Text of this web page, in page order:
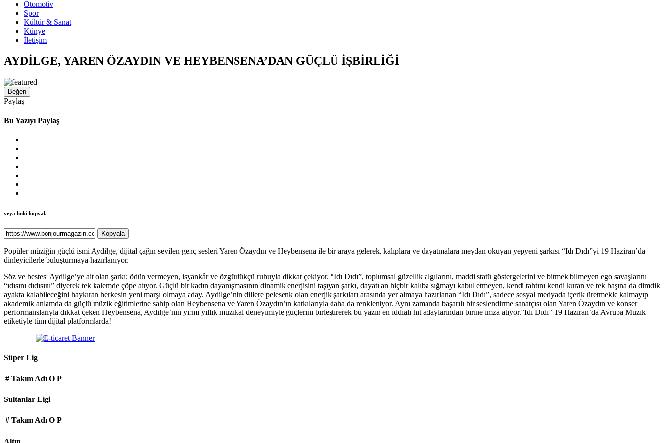
Otomotiv
Spor
Kültür & Sanat
Künye
İletişim
AYDİLGE, YAREN ÖZAYDIN VE HEYBENSENA’DAN GÜÇLÜ İŞBİRLİĞİ
Beğen
Paylaş
Bu Yazıyı Paylaş
veya linki kopyala
Kopyala
Popüler müziğin güçlü ismi Aydilge, dijital çağın sevilen genç sesleri Yaren Özaydın ve Heybensena ile bir araya gelerek, kalıplara ve dayatmalara meydan okuyan yepyeni şarkısı “Idı Dıdı”yi 19 Haziran’da
dinleyicilerle buluşturmaya hazırlanıyor.
Söz ve bestesi Aydilge’ye ait olan şarkı; ödün vermeyen, isyankâr ve özgürlükçü ruhuyla dikkat çekiyor. “Idı Dıdı”, toplumsal güzellik algılarını, maddi statü göstergelerini ve bitmek bilmeyen ego savaşlarını
“ıdısını dıdısını” diyerek tek kalemde çöpe atıyor. Güçlü bir kadın dayanışmasının dinamik enerjisini taşıyan şarkı, dayatılan hiçbir kalıba sığmayı kabul etmeyen, kendi tahtını kendi kuran ve tek başına da dimdik
ayakta kalabileceğini haykıran herkesin yeni marşı olmaya aday. Aydilge’nin dillere pelesenk olan enerjik şarkıları arasında yer almaya hazırlanan “Idı Dıdı”, sadece sosyal medyada içerik üretmekle kalmayıp
akademik anlamda da güçlü müzik eğitimlerine sahip olan Heybensena ve Yaren Özaydın’ın katkılarıyla daha da renkleniyor. Aynı zamanda başarılı bir seslendirme sanatçısı olan Yaren Özaydın ve konser
performanslarıyla dikkat çeken Heybensena, Aydilge’nin yirmi yıllık müzikal deneyimiyle güçlerini birleştirerek bu yazın en iddialı hit adaylarından birine imza atıyor.“Idı Dıdı” 19 Haziran’da Avrupa Müzik
etiketiyle tüm dijital platformlarda!
Süper Lig
# Takım Adı O P
Sultanlar Ligi
# Takım Adı O P
Altın